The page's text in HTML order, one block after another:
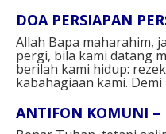
DOA PERSIAPAN
Allah Bapa maharahim,
pergi, bila kami datang
berilah kami hidup:
kabahagiaan kami. Demi
ANTIFON KOMUNI